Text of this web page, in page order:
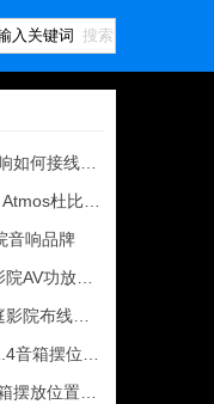
搜索
（图文教程）
声音箱摆位方案
音响品牌
和音箱推荐
及音箱摆位
位有什么区别
放位置建议